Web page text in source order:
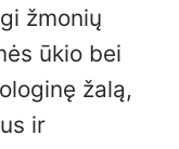
žmonių
ūkio bei
žalą,
ir